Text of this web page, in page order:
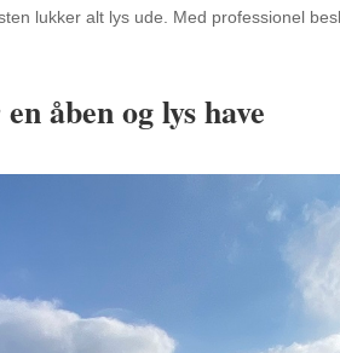
lukker alt lys ude. Med professionel
åben og lys have